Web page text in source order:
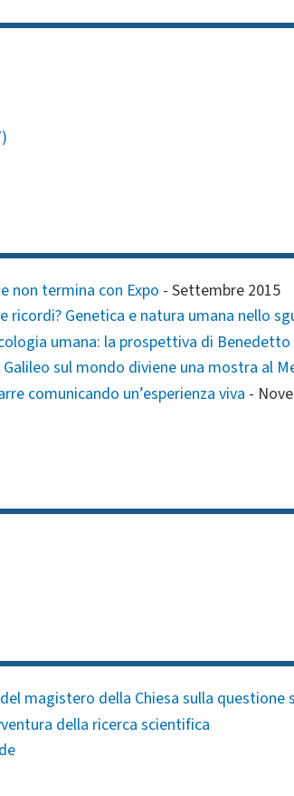
non termina con Expo - Settembre 2015
ricordi? Genetica e natura umana nello
umana: la prospettiva di Benedetto
sul mondo diviene una mostra al
comunicando un’esperienza viva -
magistero della Chiesa sulla
della ricerca scientifica